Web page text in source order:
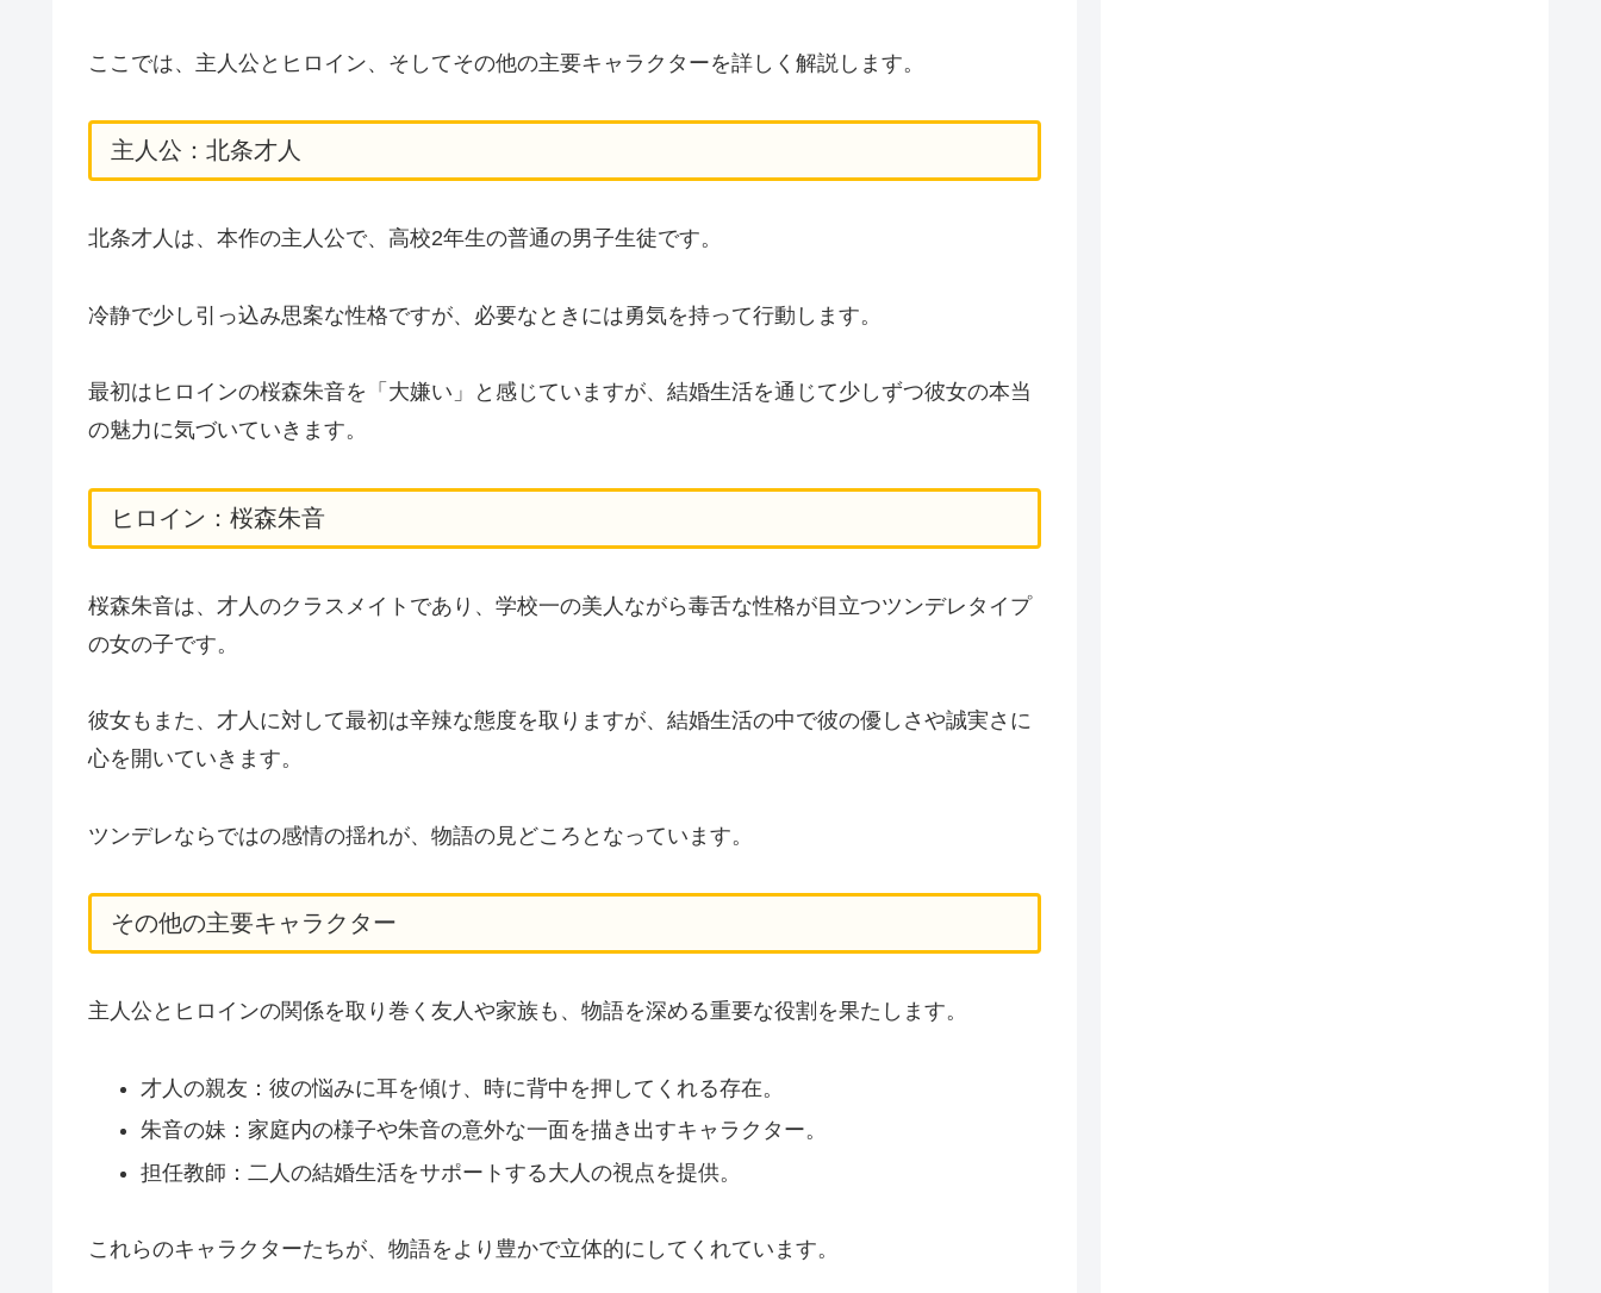
ここでは、主人公とヒロイン、そしてその他の主要キャラクターを詳しく解説します。
主人公：北条才人
北条才人は、本作の主人公で、高校2年生の普通の男子生徒です。
冷静で少し引っ込み思案な性格ですが、必要なときには勇気を持って行動します。
最初はヒロインの桜森朱音を「大嫌い」と感じていますが、結婚生活を通じて少しずつ彼女の本当
の魅力に気づいていきます。
ヒロイン：桜森朱音
桜森朱音は、才人のクラスメイトであり、学校一の美人ながら毒舌な性格が目立つツンデレタイプ
の女の子です。
彼女もまた、才人に対して最初は辛辣な態度を取りますが、結婚生活の中で彼の優しさや誠実さに
心を開いていきます。
ツンデレならではの感情の揺れが、物語の見どころとなっています。
その他の主要キャラクター
主人公とヒロインの関係を取り巻く友人や家族も、物語を深める重要な役割を果たします。
才人の親友：彼の悩みに耳を傾け、時に背中を押してくれる存在。
朱音の妹：家庭内の様子や朱音の意外な一面を描き出すキャラクター。
担任教師：二人の結婚生活をサポートする大人の視点を提供。
これらのキャラクターたちが、物語をより豊かで立体的にしてくれています。